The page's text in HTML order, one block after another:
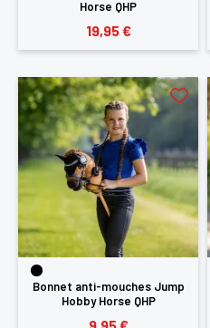
Horse QHP
19,95 €
Bonnet anti-mouches Jump
Hobby Horse QHP